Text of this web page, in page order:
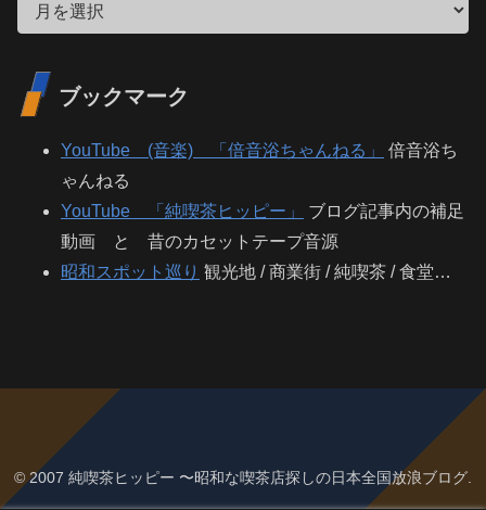
ブックマーク
YouTube (音楽) 「倍音浴ちゃんねる」
倍音浴ち
ゃんねる
YouTube 「純喫茶ヒッピー」
ブログ記事内の補足
動画 と 昔のカセットテープ音源
昭和スポット巡り 観光地 / 商業街 / 純喫茶 / 食堂…
© 2007 純喫茶ヒッピー 〜昭和な喫茶店探しの日本全国放浪ブログ.